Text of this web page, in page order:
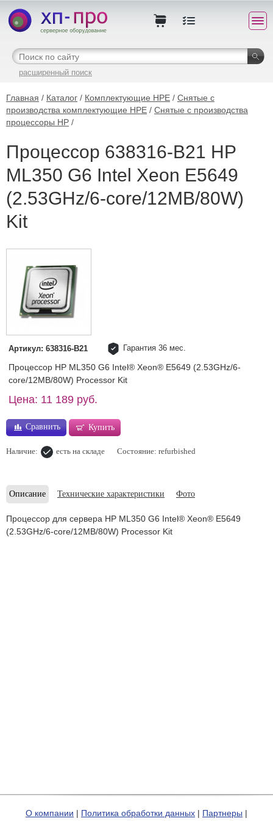
расширенный поиск
Главная / Каталог / Комплектующие HPE / Снятые с
производства комплектующие HPE / Снятые с производства
процессоры HP /
Процессор 638316-B21 HP
ML350 G6 Intel Xeon E5649
(2.53GHz/6-core/12MB/80W)
Kit
Артикул: 638316-B21 Гарантия 36 мес.
Процессор HP ML350 G6 Intel® Xeon® E5649 (2.53GHz/6-
core/12MB/80W) Processor Kit
Цена: 11 189 руб.
Сравнить Купить
Наличие: есть на складе Состояние: refurbished
Описание Технические характеристики Фото
Процессор для сервера HP ML350 G6 Intel® Xeon® E5649
(2.53GHz/6-core/12MB/80W) Processor Kit
О компании | Политика обработки данных | Партнеры |